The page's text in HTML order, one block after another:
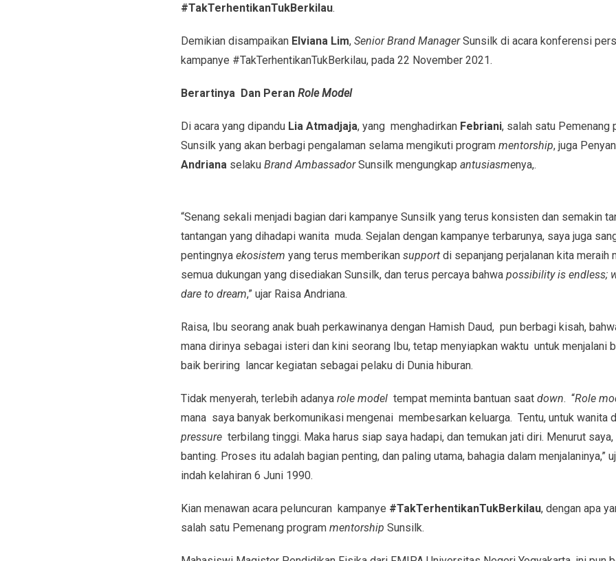
#TakTerhentikanTukBerkilau.
Demikian disampaikan Elviana Lim, Senior Brand ManagerSunsilk di acara konferensi
kampanye #TakTerhentikanTukBerkilau, pada 22 November 2021.
Berartinya Dan Peran Role Model
Di acara yang dipandu Lia Atmadjaja, yang menghadirkan Febriani, salah satu Pemenang
Sunsilk yang akan berbagi pengalaman selama mengikuti program mentorship, juga
Andriana selaku Brand AmbassadorSunsilk mengungkap antusiasmenya,.
“Senang sekali menjadi bagian dari kampanye Sunsilk yang terus konsisten dan semakin
tantangan yang dihadapi wanita muda. Sejalan dengan kampanye terbarunya, saya juga
pentingnya ekosistem yang terus memberikan supportdi sepanjang perjalanan kita meraih
semua dukungan yang disediakan Sunsilk, dan terus percaya bahwa possibility is endless;
dare to dream,” ujar Raisa Andriana.
Raisa, Ibu seorang anak buah perkawinanya dengan Hamish Daud, pun berbagi kisah,
mana dirinya sebagai isteri dan kini seorang Ibu, tetap menyiapkan waktu untuk menjalani
baik beriring lancar kegiatan sebagai pelaku di Dunia hiburan.
Tidak menyerah, terlebih adanya role modeltempat meminta bantuan saat down. “Role
mana saya banyak berkomunikasi mengenai membesarkan keluarga. Tentu, untuk wanita
pressureterbilang tinggi. Maka harus siap saya hadapi, dan temukan jati diri. Menurut
banting. Proses itu adalah bagian penting, dan paling utama, bahagia dalam menjalaninya,”
indah kelahiran 6 Juni 1990.
Kian menawan acara peluncuran kampanye #TakTerhentikanTukBerkilau, dengan apa
salah satu Pemenang program mentorship Sunsilk.